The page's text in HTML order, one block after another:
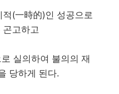
(一時的)인 성공으로
고하고
실의하여 불의의 재
당하게 된다.